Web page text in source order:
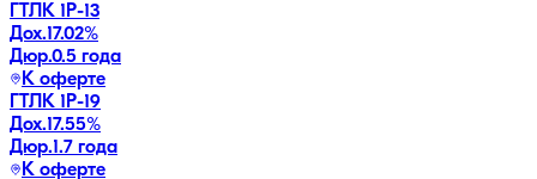
ГТЛК 1P-13
Дох.17.02%
Дюр.0.5 года
К оферте
ГТЛК 1P-19
Дох.17.55%
Дюр.1.7 года
К оферте